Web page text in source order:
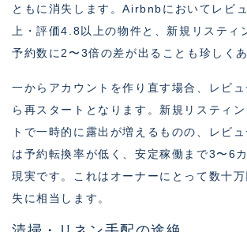
ともに消失します。Airbnbにおいてレビ
上・評価4.8以上の物件と、新規リスティ
予約数に2〜3倍の差が出ることも珍しくあ
一からアカウントを作り直す場合、レビ
ら再スタートとなります。新規リスティ
トで一時的に露出が増えるものの、レビ
は予約転換率が低く、安定稼働まで3〜6
現実です。これはオーナーにとって数十
失に相当します。